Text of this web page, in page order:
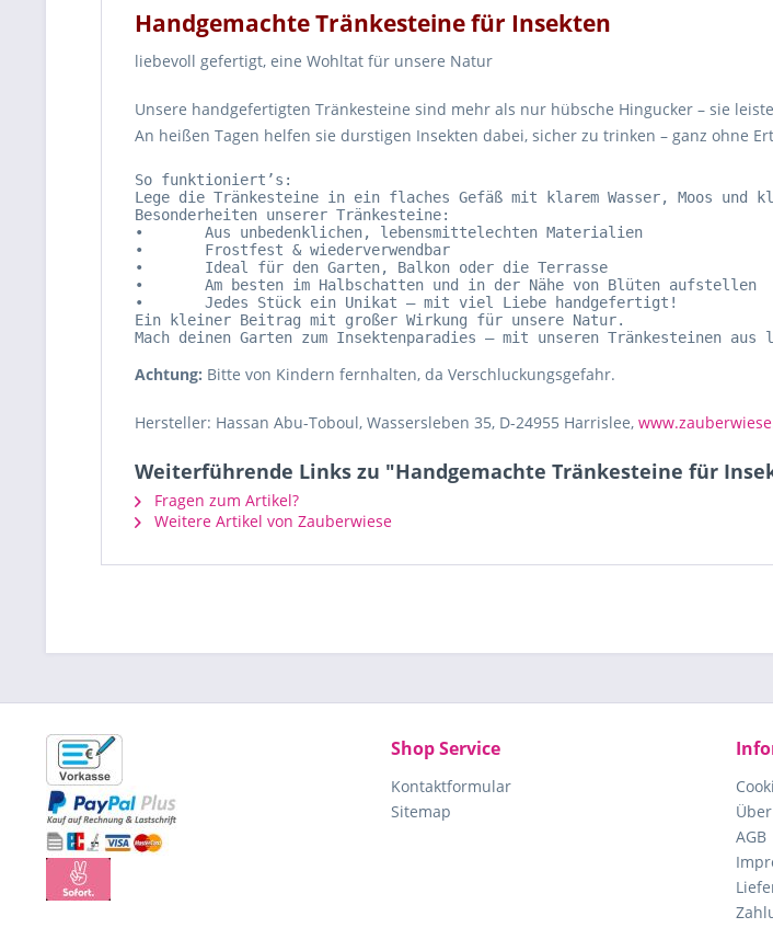
Handgemachte Tränkesteine für Insekten
liebevoll gefertigt, eine Wohltat für unsere Natur
Unsere handgefertigten Tränkesteine sind mehr als nur hübsche Hingucker – sie
An heißen Tagen helfen sie durstigen Insekten dabei, sicher zu trinken – ganz ohne
So funktioniert’s:
Lege die Tränkesteine in ein flaches Gefäß mit klarem Wasser, Moos
Besonderheiten unserer Tränkesteine:
•	Aus unbedenklichen, lebensmittelechten Materialien
•	Frostfest & wiederverwendbar
•	Ideal für den Garten, Balkon oder die Terrasse
•	Am besten im Halbschatten und in der Nähe von Blüten aufstellen
•	Jedes Stück ein Unikat – mit viel Liebe handgefertigt!
Ein kleiner Beitrag mit großer Wirkung für unsere Natur.
Mach deinen Garten zum Insektenparadies – mit unseren Tränkesteinen
Achtung: Bitte von Kindern fernhalten, da Verschluckungsgefahr.
Hersteller: Hassan Abu-Toboul, Wassersleben 35, D-24955 Harrislee,
Weiterführende Links zu "Handgemachte Tränkesteine für
Fragen zum Artikel?
Weitere Artikel von Zauberwiese
Shop Service
Kontaktformular
Sitemap
AGB